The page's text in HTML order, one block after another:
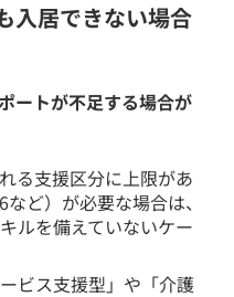
入居できない場合
ートが不足する場合が
る支援区分に上限があ
ど）が必要な場合は、
ルを備えていないケー
ビス支援型」や「介護